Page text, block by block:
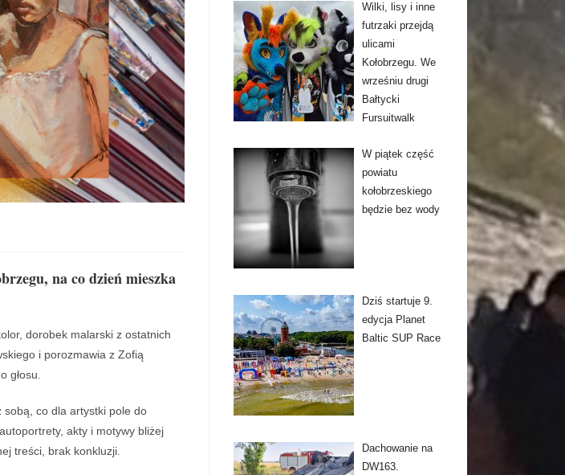
na co dzień mieszka
dorobek malarski z ostatnich
i porozmawia z Zofią
głosu.
co dla artystki pole do
akty i motywy bliżej
treści, brak konkluzji.
Wilki, lisy i inne
futrzaki przejdą
ulicami
Kołobrzegu. We
wrześniu drugi
Bałtycki
Fursuitwalk
W piątek część
powiatu
kołobrzeskiego
będzie bez wody
Dziś startuje 9.
edycja Planet
Baltic SUP Race
Dachowanie na
DW163.